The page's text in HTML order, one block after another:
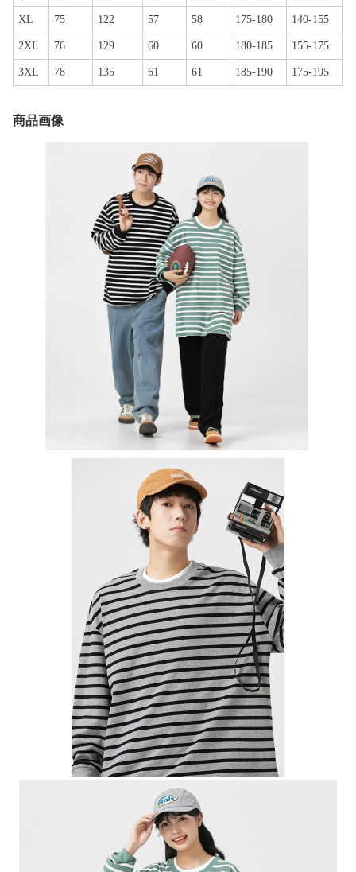
XL 75 122 57 58 175-180 140-155
2XL 76 129 60 60 180-185 155-175
3XL 78 135 61 61 185-190 175-195
商品画像